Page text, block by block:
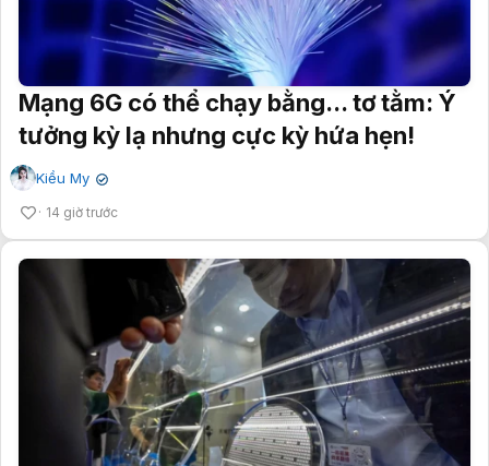
Mạng 6G có thể chạy bằng... tơ tằm: Ý
tưởng kỳ lạ nhưng cực kỳ hứa hẹn!
Kiều My ✔
14 giờ trước